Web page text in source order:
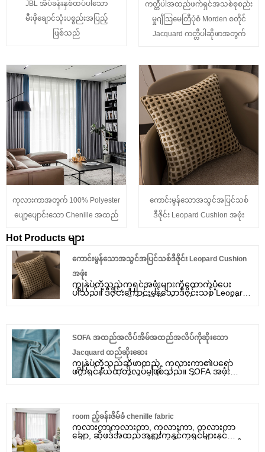
JBL အိပ်ခန်းနှစ်ထပ်ပါသော
မီးဖိုချောင်သုံးပစ္စည်းအပြည့်
ဖြစ်သည်
ကတ္တီပါအထည်ဖက်ရှင်အသစ်စုစည်း
မှုဂျီဩမေတြီပုံစံ Morden စတိုင်
Jacquard ကတ္တီပါဆိုဖာအတွက်
ကုလားကာအတွက် 100% Polyester
ပျော့ပျောင်းသော Chenille အထည်
ကောင်းမွန်သောအသွင်အပြင်သစ်
ဒီဇိုင်း Leopard Cushion အဖုံး
Hot Products များ
ကောင်းမွန်သောအသွင်အပြင်သစ်ဒီဇိုင်း Leopard Cushion
အဖုံး
ကျွန်ုပ်တို့သည်ကူရှင်အဖုံးများကိုထောက်ပံ့ပေး
ပါသည်။ ဒီဇိုင်းကောင်းမွန်သောဒီဇိုင်းသစ် Leopard
SOFA အထည်အလိပ်အိမ်အထည်အလိပ်ကိုဆိုးသော
Jacquard ထည်ဆိုးဆေး
ကျွန်ုပ်တို့သည်ဆိုဖာထည်, ကုလားကာ၏ပရော်
ဖက်ရှင်နယ်ထုတ်လုပ်မှုဖြစ်သည်။ SOFA အဖုံး
ထည်ကိုသောက်ရန်ကြိုဆိုပါသည်။
room ည့်ခန်းဇိမ်ခံ chenille fabric
ကုလားကာကုလားကာ, ကုလားကာ, ကုလားကာ
ချော, ဆိုဖဒ်အထည်အနားကူနှင့်ကူရှင်များနှင့်